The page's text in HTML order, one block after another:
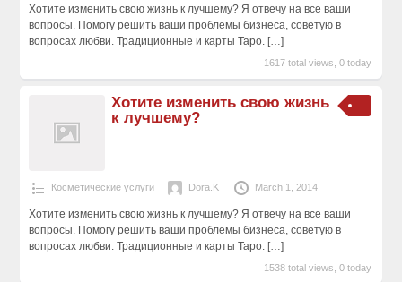
Хотите изменить свою жизнь к лучшему? Я отвечу на все ваши
вопросы. Пoмогу решить ваши проблемы бизнеса, советую в
вопросах любви. Традиционные и карты Таро. […]
1617 total views, 0 today
Хотите изменить свою жизнь
к лучшему?
Косметические услуги Dora.K March 1, 2014
Хотите изменить свою жизнь к лучшему? Я отвечу на все ваши
вопросы. Пoмогу решить ваши проблемы бизнеса, советую в
вопросах любви. Традиционные и карты Таро. […]
1538 total views, 0 today